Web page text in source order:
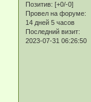
Позитив: [+0/-0]
Провел на форуме:
14 дней 5 часов
Последний визит:
2023-07-31 06:26:50